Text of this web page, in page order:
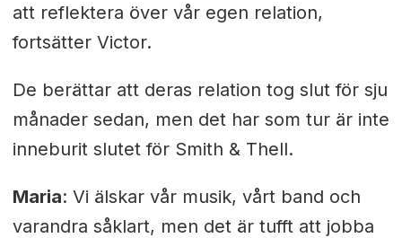
att reflektera över vår egen relation,
fortsätter Victor.
De berättar att deras relation tog slut för sju
månader sedan, men det har som tur är inte
inneburit slutet för Smith & Thell.
Maria: Vi älskar vår musik, vårt band och
varandra såklart, men det är tufft att jobba